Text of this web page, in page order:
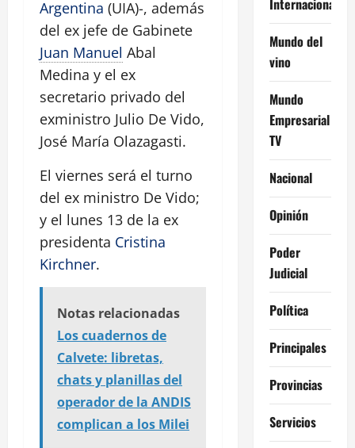
Argentina (UIA)-, además
del ex jefe de Gabinete
Juan Manuel Abal
Medina y el ex
secretario privado del
exministro Julio De Vido,
José María Olazagasti.
El viernes será el turno
del ex ministro De Vido;
y el lunes 13 de la ex
presidenta Cristina
Kirchner.
Notas relacionadas
Los cuadernos de
Calvete: libretas,
chats y planillas del
operador de la ANDIS
complican a los Milei
Mundo del
vino
Mundo
Empresarial
TV
Nacional
Opinión
Poder
Judicial
Política
Principales
Provincias
Servicios